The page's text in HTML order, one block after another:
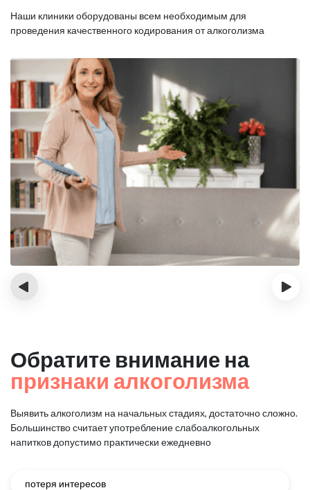
Наши клиники оборудованы всем необходимым для
проведения качественного кодирования от алкоголизма
‹ ›
Обратите внимание на
признаки алкоголизма
Выявить алкоголизм на начальных стадиях, достаточно сложно.
Большинство считает употребление слабоалкогольных
напитков допустимо практически ежедневно
потеря интересов